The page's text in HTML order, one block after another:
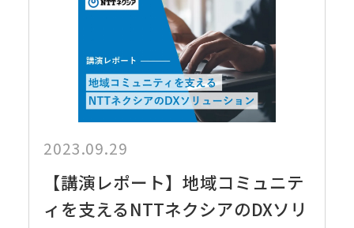
2023.09.29
【講演レポート】地域コミュニテ
ィを支えるNTTネクシアのDXソリ